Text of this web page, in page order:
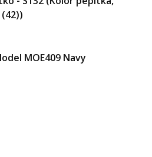
MOE409 Navy